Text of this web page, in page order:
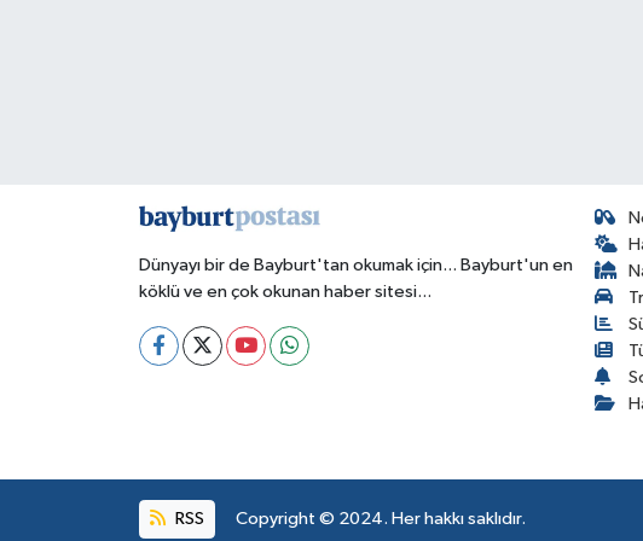
Dünyayı bir de Bayburt'tan okumak için... Bayburt'un en
köklü ve en çok okunan haber sitesi...
RSS Copyright © 2024. Her hakkı saklıdır.